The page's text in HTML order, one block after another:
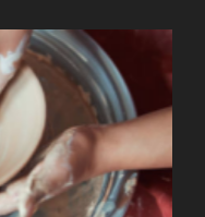
LEI REGISTER